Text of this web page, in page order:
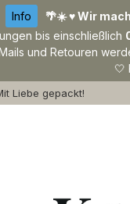
Info
🌴☀️ ♥ Wir
bis einschließlich
und Retouren
🤍
Liebe gepackt!